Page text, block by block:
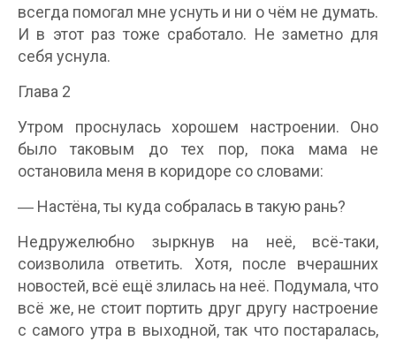
всегда помогал мне уснуть и ни о чём не думать.
И в этот раз тоже сработало. Не заметно для
себя уснула.
Глава 2
Утром проснулась хорошем настроении. Оно
было таковым до тех пор, пока мама не
остановила меня в коридоре со словами:
― Настёна, ты куда собралась в такую рань?
Недружелюбно зыркнув на неё, всё-таки,
соизволила ответить. Хотя, после вчерашних
новостей, всё ещё злилась на неё. Подумала, что
всё же, не стоит портить друг другу настроение
с самого утра в выходной, так что постаралась,